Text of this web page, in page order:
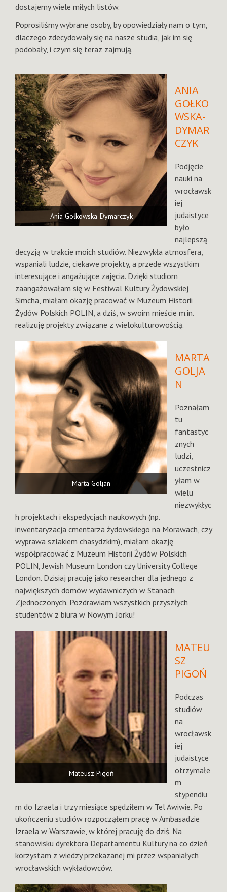
dostajemy wiele miłych listów.
Poprosiliśmy wybrane osoby, by opowiedziały nam o tym,
dlaczego zdecydowały się na nasze studia, jak im się
podobały, i czym się teraz zajmują.
Ania Gołkowska-Dymarczyk
ANIA
GOŁKO
WSKA-
DYMAR
CZYK
Podjęcie
nauki na
wrocławsk
iej
judaistyce
było
najlepszą
decyzją w trakcie moich studiów. Niezwykła atmosfera,
wspaniali ludzie, ciekawe projekty, a przede wszystkim
interesujące i angażujące zajęcia. Dzięki studiom
zaangażowałam się w Festiwal Kultury Żydowskiej
Simcha, miałam okazję pracować w Muzeum Historii
Żydów Polskich POLIN, a dziś, w swoim mieście m.in.
realizuję projekty związane z wielokulturowością.
Marta Goljan
MARTA
GOLJA
N
Poznałam
tu
fantastyc
znych
ludzi,
uczestnicz
yłam w
wielu
niezwykłyc
h projektach i ekspedycjach naukowych (np.
inwentaryzacja cmentarza żydowskiego na Morawach, czy
wyprawa szlakiem chasydzkim), miałam okazję
współpracować z Muzeum Historii Żydów Polskich
POLIN, Jewish Museum London czy University College
London. Dzisiaj pracuję jako researcher dla jednego z
największych domów wydawniczych w Stanach
Zjednoczonych. Pozdrawiam wszystkich przyszłych
studentów z biura w Nowym Jorku!
Mateusz Pigoń
MATEU
SZ
PIGOŃ
Podczas
studiów
na
wrocławsk
iej
judaistyce
otrzymałe
m
stypendiu
m do Izraela i trzy miesiące spędziłem w Tel Awiwie. Po
ukończeniu studiów rozpocząłem pracę w Ambasadzie
Izraela w Warszawie, w której pracuję do dziś. Na
stanowisku dyrektora Departamentu Kultury na co dzień
korzystam z wiedzy przekazanej mi przez wspaniałych
wrocławskich wykładowców.